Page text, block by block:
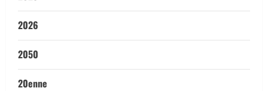
2026
2050
20enne